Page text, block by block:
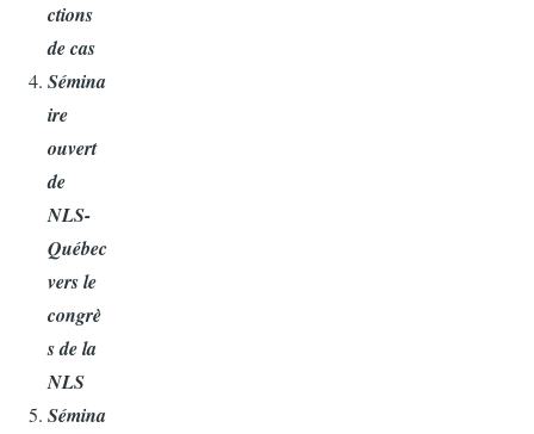
ctions
de cas
Sémina
ire
ouvert
de
NLS-
Québec
vers le
congrè
s de la
NLS
Sémina